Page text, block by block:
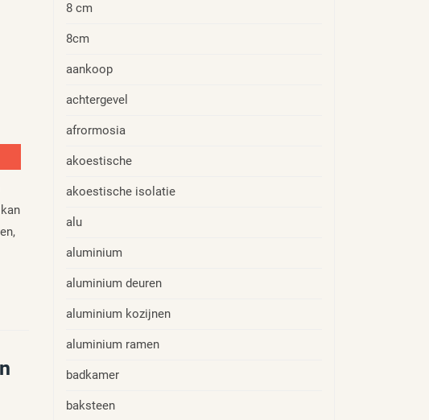
8 cm
8cm
aankoop
achtergevel
afrormosia
akoestische
akoestische isolatie
alu
aluminium
aluminium deuren
aluminium kozijnen
aluminium ramen
badkamer
baksteen